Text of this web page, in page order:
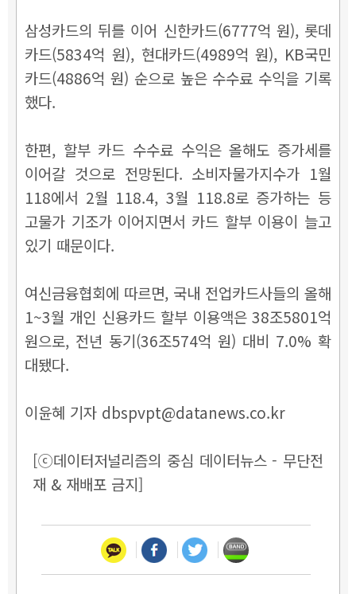
삼성카드의 뒤를 이어 신한카드(6777억 원), 롯데
카드(5834억 원), 현대카드(4989억 원), KB국민
카드(4886억 원) 순으로 높은 수수료 수익을 기록
했다.
한편, 할부 카드 수수료 수익은 올해도 증가세를
이어갈 것으로 전망된다. 소비자물가지수가 1월
118에서 2월 118.4, 3월 118.8로 증가하는 등
고물가 기조가 이어지면서 카드 할부 이용이 늘고
있기 때문이다.
여신금융협회에 따르면, 국내 전업카드사들의 올해
1~3월 개인 신용카드 할부 이용액은 38조5801억
원으로, 전년 동기(36조574억 원) 대비 7.0% 확
대됐다.
이윤혜 기자 dbspvpt@datanews.co.kr
[ⓒ데이터저널리즘의 중심 데이터뉴스 - 무단전
재 & 재배포 금지]